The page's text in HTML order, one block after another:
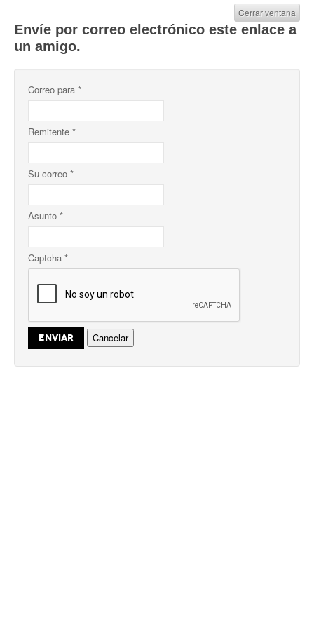
Envíe por correo electrónico este enlace a
un amigo.
Cerrar ventana
Correo para *
Remitente *
Su correo *
Asunto *
Captcha *
ENVIAR Cancelar